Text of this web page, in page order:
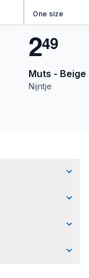
One size
249
Muts - Beige
Nijntje